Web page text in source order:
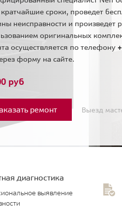
сроки, проведет
неисправности и произведет
оригинальных
осуществляется по телефону
форму на сайте.
руб
ремонт Выезд
диагностика
выявление